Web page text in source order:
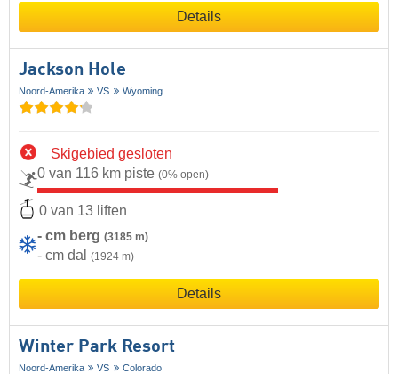
Details
Jackson Hole
Noord-Amerika VS Wyoming
Skigebied gesloten
0 van 116 km piste (0% open)
0 van 13 liften
- cm berg (3185 m)
- cm dal (1924 m)
Details
Winter Park Resort
Noord-Amerika VS Colorado